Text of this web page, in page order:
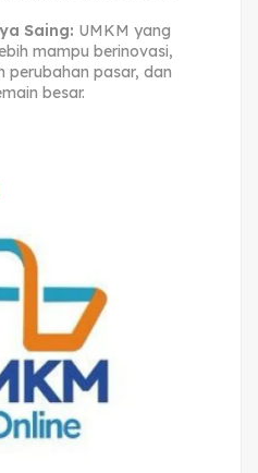
Saing: UMKM yang
mampu berinovasi,
perubahan pasar, dan
besar.